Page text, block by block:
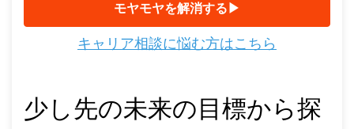
モヤモヤを解消する▶︎
キャリア相談に悩む方はこちら
少し先の未来の目標から探